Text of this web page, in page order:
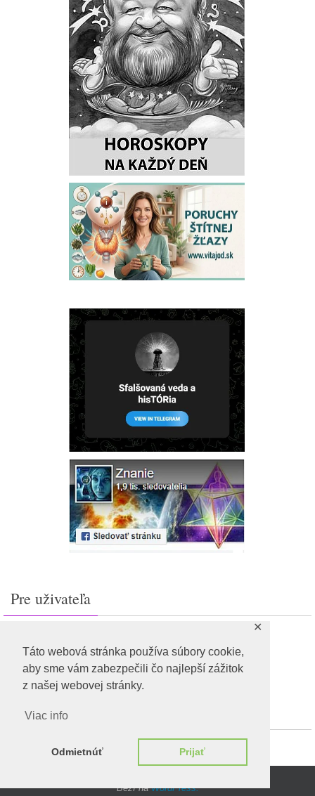
Táto webová stránka používa súbory cookie,
aby sme vám zabezpečili čo najlepší zážitok
z našej webovej stránky.
Viac info
Odmietnúť Prijať
✕
Pre uživateľa
Feed záznamov
RSS feed komentárov
WordPress.org
Beží naWordPress.